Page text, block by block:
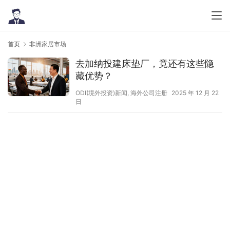
首页 非洲家居市场
去加纳投建床垫厂，竟还有这些隐
藏优势？
ODI(境外投资)新闻, 海外公司注册 2025 年 12 月 22
日